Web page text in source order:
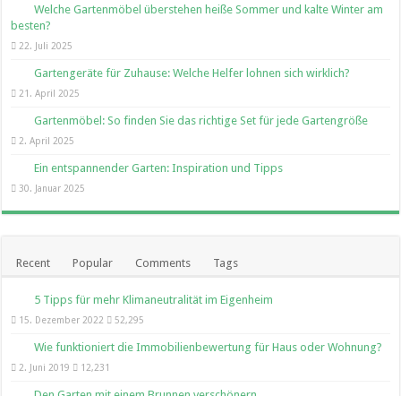
Welche Gartenmöbel überstehen heiße Sommer und kalte Winter am
besten?
22. Juli 2025
Gartengeräte für Zuhause: Welche Helfer lohnen sich wirklich?
21. April 2025
Gartenmöbel: So finden Sie das richtige Set für jede Gartengröße
2. April 2025
Ein entspannender Garten: Inspiration und Tipps
30. Januar 2025
Recent Popular Comments Tags
5 Tipps für mehr Klimaneutralität im Eigenheim
15. Dezember 2022 52,295
Wie funktioniert die Immobilienbewertung für Haus oder Wohnung?
2. Juni 2019 12,231